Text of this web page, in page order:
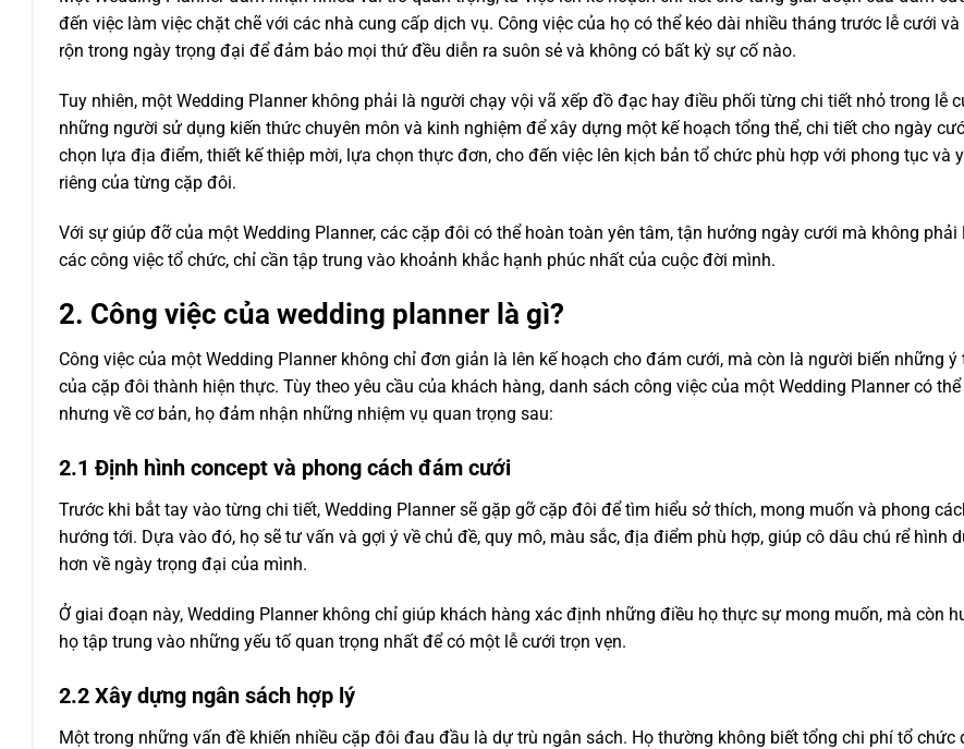
đến việc làm việc chặt chẽ với các nhà cung cấp dịch vụ. Công việc của họ có thể kéo dài nhiều tháng trước lễ cưới
rộn trong ngày trọng đại để đảm bảo mọi thứ đều diễn ra suôn sẻ và không có bất kỳ sự cố nào.
Tuy nhiên, một Wedding Planner không phải là người chạy vội vã xếp đồ đạc hay điều phối từng chi tiết nhỏ trong lễ
những người sử dụng kiến thức chuyên môn và kinh nghiệm để xây dựng một kế hoạch tổng thể, chi tiết cho ngày
chọn lựa địa điểm, thiết kế thiệp mời, lựa chọn thực đơn, cho đến việc lên kịch bản tổ chức phù hợp với phong tục và
riêng của từng cặp đôi.
Với sự giúp đỡ của một Wedding Planner, các cặp đôi có thể hoàn toàn yên tâm, tận hưởng ngày cưới mà không phải
các công việc tổ chức, chỉ cần tập trung vào khoảnh khắc hạnh phúc nhất của cuộc đời mình.
2. Công việc của wedding planner là gì?
Công việc của một Wedding Planner không chỉ đơn giản là lên kế hoạch cho đám cưới, mà còn là người biến những ý
của cặp đôi thành hiện thực. Tùy theo yêu cầu của khách hàng, danh sách công việc của một Wedding Planner có
nhưng về cơ bản, họ đảm nhận những nhiệm vụ quan trọng sau:
2.1 Định hình concept và phong cách đám cưới
Trước khi bắt tay vào từng chi tiết, Wedding Planner sẽ gặp gỡ cặp đôi để tìm hiểu sở thích, mong muốn và phong
hướng tới. Dựa vào đó, họ sẽ tư vấn và gợi ý về chủ đề, quy mô, màu sắc, địa điểm phù hợp, giúp cô dâu chú rể hình
hơn về ngày trọng đại của mình.
Ở giai đoạn này, Wedding Planner không chỉ giúp khách hàng xác định những điều họ thực sự mong muốn, mà còn
họ tập trung vào những yếu tố quan trọng nhất để có một lễ cưới trọn vẹn.
2.2 Xây dựng ngân sách hợp lý
Một trong những vấn đề khiến nhiều cặp đôi đau đầu là dự trù ngân sách. Họ thường không biết tổng chi phí tổ chức